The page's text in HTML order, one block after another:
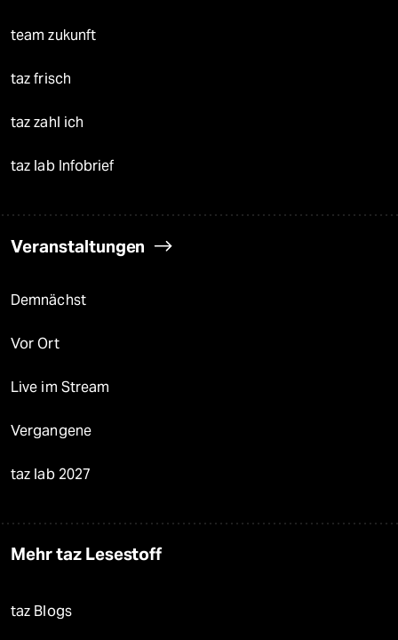
team zukunft
taz frisch
taz zahl ich
taz lab Infobrief
Veranstaltungen
Demnächst
Vor Ort
Live im Stream
Vergangene
taz lab 2027
Mehr taz Lesestoff
taz Blogs